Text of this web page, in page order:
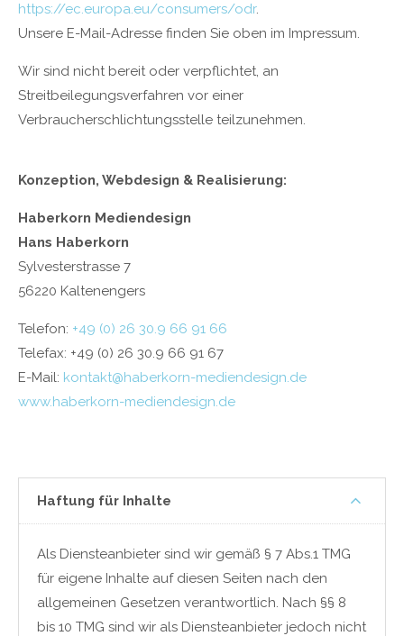
We offer support for our customers
Mon - Fri 8:00am - 5:00pm
(GMT +1)
Get in touch
Cybersteel Inc.
376-293 City Road, Suite 600
+44 1234 567 890
Drop us a line
info@yourdomain.com
About us
Lorem ipsum dolor sit amet, consectetuer
adipiscing elit.
Aenean commodo ligula eget dolor. Aenean massa.
https://ec.europa.eu/consumers/odr.
Unsere E-Mail-Adresse finden Sie oben im Impressum.
Wir sind nicht bereit oder verpflichtet, an
Streitbeilegungsverfahren vor einer
Verbraucherschlichtungsstelle teilzunehmen.
Konzeption, Webdesign & Realisierung:
Haberkorn Mediendesign
Hans Haberkorn
Sylvesterstrasse 7
56220 Kaltenengers
Telefon: +49 (0) 26 30.9 66 91 66
Telefax: +49 (0) 26 30.9 66 91 67
E-Mail: kontakt@haberkorn-mediendesign.de
www.haberkorn-mediendesign.de
Haftung für Inhalte
Als Diensteanbieter sind wir gemäß § 7 Abs.1 TMG
für eigene Inhalte auf diesen Seiten nach den
allgemeinen Gesetzen verantwortlich. Nach §§ 8
bis 10 TMG sind wir als Diensteanbieter jedoch nicht